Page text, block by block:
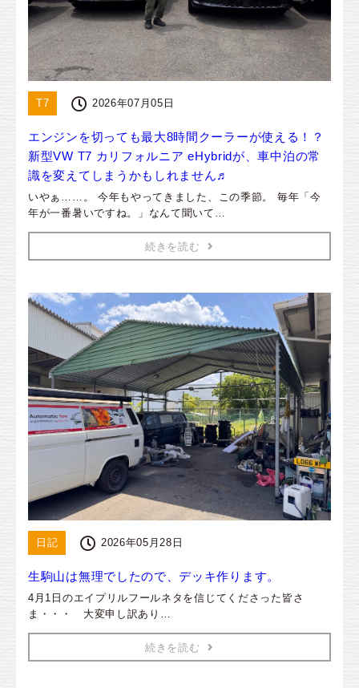
T7 2026年07月05日
エンジンを切っても最大8時間クーラーが使える！？
新型VW T7 カリフォルニア eHybridが、車中泊の常
識を変えてしまうかもしれません♬
いやぁ……。 今年もやってきました、この季節。 毎年「今
年が一番暑いですね。」なんて聞いて…
続きを読む
日記 2026年05月28日
生駒山は無理でしたので、デッキ作ります。
4月1日のエイプリルフールネタを信じてくださった皆さ
ま・・・ 大変申し訳あり…
続きを読む